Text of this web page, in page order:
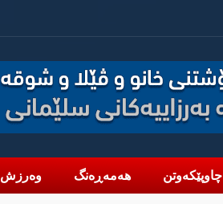
چاوپێکەوتن هەمەڕەنگ وەرزش